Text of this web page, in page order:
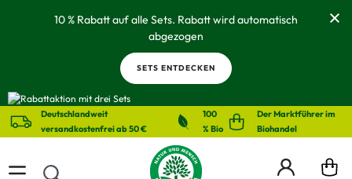
springen10 % Rabatt auf alle Sets. Rabatt wird automatisch
abgezogen
SETS ENTDECKEN
Deutschlandweit
versandkostenfrei ab 50 €
100
% Bio
Der Marktführer im
Biohandel